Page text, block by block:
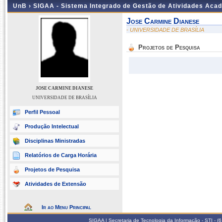
UnB › SIGAA - Sistema Integrado de Gestão de Atividades
JOSE CARMINE DIANESE
UNIVERSIDADE DE BRASÍLIA
Perfil Pessoal
Produção Intelectual
Disciplinas Ministradas
Relatórios de Carga Horária
Projetos de Pesquisa
Atividades de Extensão
Ir ao Menu Principal
Jose Carmine Dianese
- UNIVERSIDADE DE BRASÍLIA
Projetos de Pesquisa
SIGAA | Secretaria de Tecnologia da Informação - STI -